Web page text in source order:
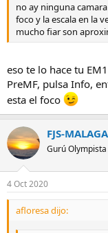
no ay ninguna
foco y la escala en la
mucho fiar son
eso te lo hace tu
PreMF, pulsa Info,
esta el foco
FJS-MALAGA
Gurú Olympista
4 Oct 2020
afloresa dijo: